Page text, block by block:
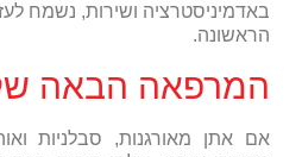
באדמיניסטרציה ושירות, נשמח
הראשונה.
המרפאה הבאה
אם אתן מאורגנות, סבלניות